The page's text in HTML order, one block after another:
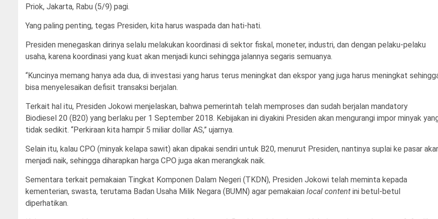
Priok, Jakarta, Rabu (5/9) pagi.
Yang paling penting, tegas Presiden, kita harus waspada dan hati-hati.
Presiden menegaskan dirinya selalu melakukan koordinasi di sektor fiskal, moneter, industri, dan dengan pelaku-pelaku
usaha, karena koordinasi yang kuat akan menjadi kunci sehingga jalannya segaris semuanya.
“Kuncinya memang hanya ada dua, di investasi yang harus terus meningkat dan ekspor yang juga harus meningkat
bisa menyelesaikan defisit transaksi berjalan.
Terkait hal itu, Presiden Jokowi menjelaskan, bahwa pemerintah telah memproses dan sudah berjalan mandatory
Biodiesel 20 (B20) yang berlaku per 1 September 2018. Kebijakan ini diyakini Presiden akan mengurangi impor minyak
tidak sedikit. “Perkiraan kita hampir 5 miliar dollar AS,” ujarnya.
Selain itu, kalau CPO (minyak kelapa sawit) akan dipakai sendiri untuk B20, menurut Presiden, nantinya suplai ke pasar
menjadi naik, sehingga diharapkan harga CPO juga akan merangkak naik.
Sementara terkait pemakaian Tingkat Komponen Dalam Negeri (TKDN), Presiden Jokowi telah meminta kepada
kementerian, swasta, terutama Badan Usaha Milik Negara (BUMN) agar pemakaian local content ini betul-betul
diperhatikan.